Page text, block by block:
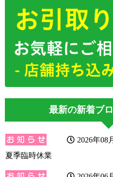
最新の新着ブ
2026年08
夏季臨時休業